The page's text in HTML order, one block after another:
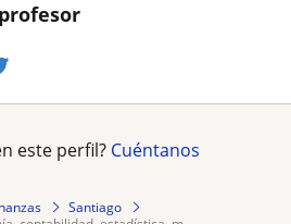
este perfil? Cuéntanos
Santiago